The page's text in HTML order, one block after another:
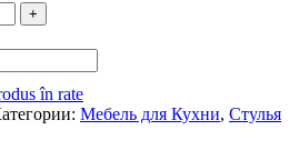
în rate
Мебель для Кухни, Стулья